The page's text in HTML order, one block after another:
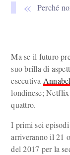
Perché
Ma se il futuro
suo brilla di
esecutiva
londinese; Netflix
quattro.
I primi sei
arriveranno il 21
del 2017 per la